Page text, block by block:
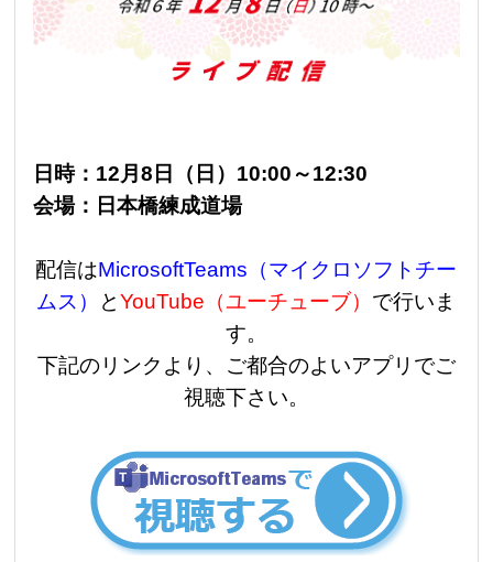
日時：12月8日（日）10:00～12:30
会場：日本橋練成道場
配信はMicrosoftTeams（マイクロソフトチー
ムス）
とYouTube（ユーチューブ） で行いま
す。
下記のリンクより、ご都合のよいアプリでご
視聴下さい。